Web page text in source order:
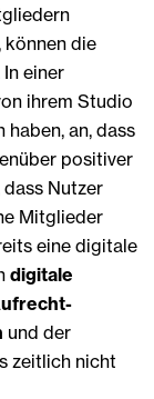
können die
In einer
ihrem Studio
an, dass
positiver
Nutzer
Mitglieder
eine digitale
digitale
und der
zeitlich nicht